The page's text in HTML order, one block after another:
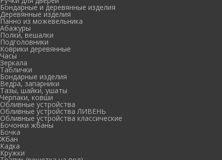
Бондарные и деревянные изделия
Деревянные изделия
Панно из можевельника
Абажуры
Полки, вешалки
Подголовники
Коврики деревянные
Часы
Зеркала
Таблички
Бондарные изделия
Ведра, запарники
Тазы, шайки, ушаты
Черпаки, ковши
Обливные устройства
Обливные устройства ЛИВЕНЬ
Обливные устройства классические
Бочонки жбаны
Бочка
Жбан
Кадка
Кружки